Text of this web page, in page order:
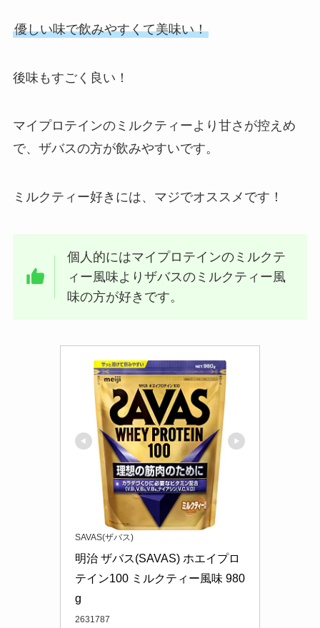
優しい味で飲みやすくて美味い！
後味もすごく良い！
マイプロテインのミルクティーより甘さが控えめ
で、ザバスの方が飲みやすいです。
ミルクティー好きには、マジでオススメです！
個人的にはマイプロテインのミルクテ
ィー風味よりザバスのミルクティー風
味の方が好きです。
SAVAS(ザバス)
明治 ザバス(SAVAS) ホエイプロ
テイン100 ミルクティー風味 980
g
2631787